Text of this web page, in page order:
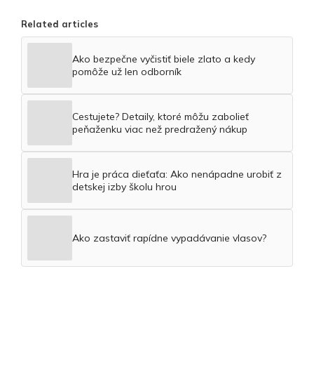
Related articles
Ako bezpečne vyčistiť biele zlato a kedy
pomôže už len odborník
Cestujete? Detaily, ktoré môžu zabolieť
peňaženku viac než predražený nákup
Hra je práca dieťaťa: Ako nenápadne urobiť z
detskej izby školu hrou
Ako zastaviť rapídne vypadávanie vlasov?